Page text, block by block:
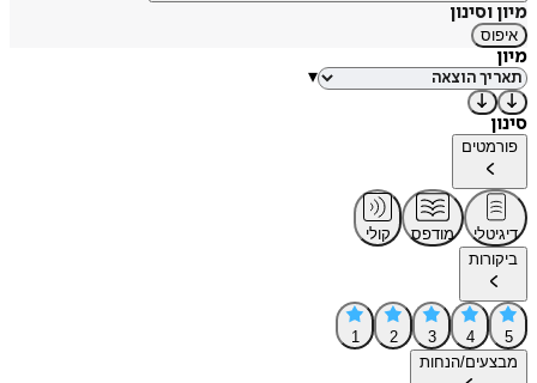
מיון וסינון
איפוס
מיון
▾
סינון
פורמטים
דיגיטלי מודפס
קולי
ביקורות
5
4
3
2
1
מבצעים/הנחות